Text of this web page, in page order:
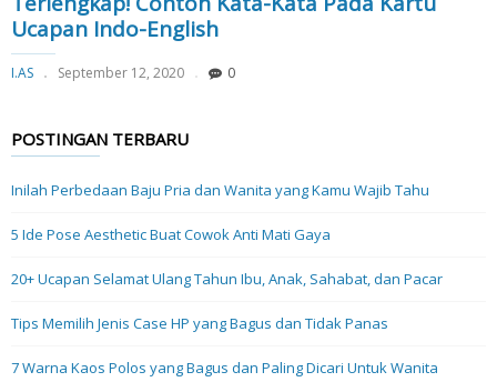
Ucapan Indo-English
I.AS September 12, 2020 0
POSTINGAN TERBARU
Inilah Perbedaan Baju Pria dan Wanita yang Kamu Wajib Tahu
5 Ide Pose Aesthetic Buat Cowok Anti Mati Gaya
20+ Ucapan Selamat Ulang Tahun Ibu, Anak, Sahabat, dan Pacar
Tips Memilih Jenis Case HP yang Bagus dan Tidak Panas
7 Warna Kaos Polos yang Bagus dan Paling Dicari Untuk Wanita